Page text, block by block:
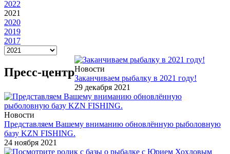
2022
2021
2020
2019
2017
Пресс-центрНовости
Заканчиваем рыбалку в 2021 году!
29 декабря 2021
Новости
Представляем Вашему вниманию обновлённую рыболовную
базу KZN FISHING.
24 ноября 2021